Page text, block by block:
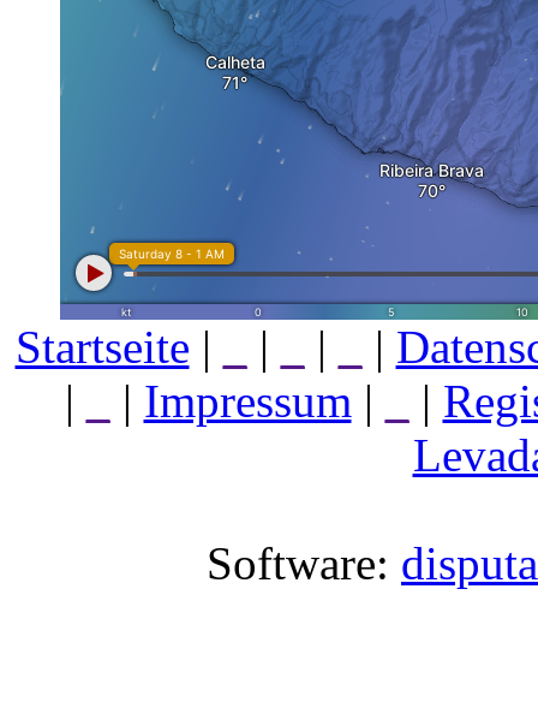
Startseite | | | |
|
| Impressum | |
Software: